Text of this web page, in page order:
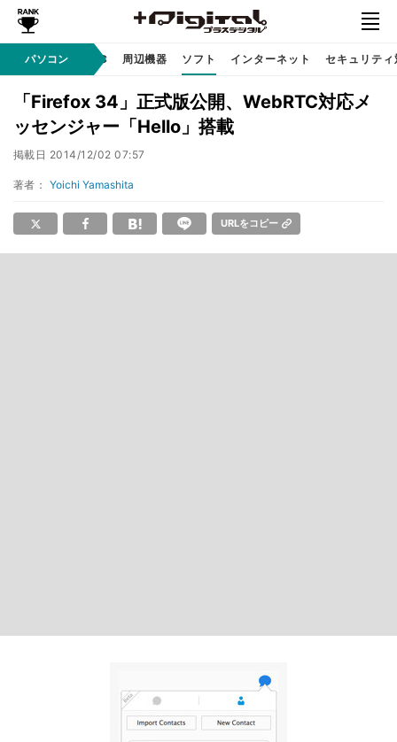
パソコン
クノロジ AI PC 周辺機器 ソフト インターネット セキュリティ
「Firefox 34」正式版公開、WebRTC対応メ
ッセンジャー「Hello」搭載
掲載日 2014/12/02 07:57
著者： Yoichi Yamashita
URLをコピー